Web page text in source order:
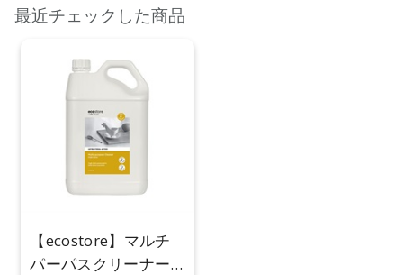
最近チェックした商品
【ecostore】マルチ
パーパスクリーナー